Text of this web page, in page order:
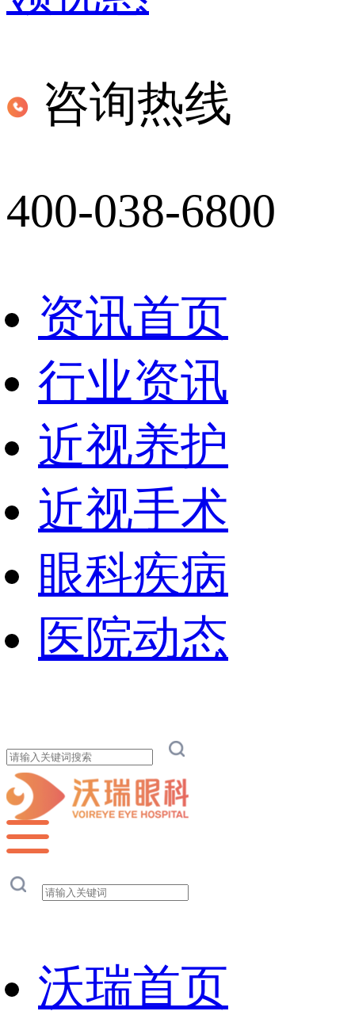
咨询热线
400-038-6800
资讯首页
行业资讯
近视养护
近视手术
眼科疾病
医院动态
沃瑞首页